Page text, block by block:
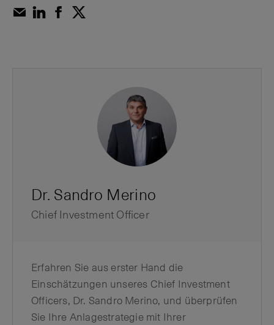
Dr. Sandro Merino
Chief Investment Officer
Erfahren Sie aus erster Hand die
Einschätzungen unseres Chief Investment
Officers, Dr. Sandro Merino, und überprüfen
Sie Ihre Anlagestrategie mit Ihrer